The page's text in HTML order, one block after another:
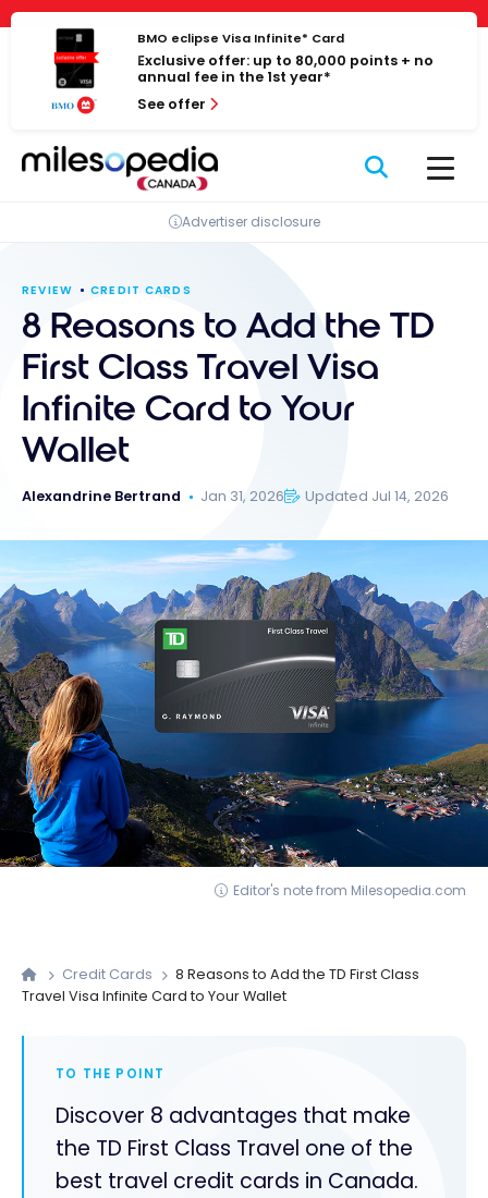
Cookies management panel
Skip
content
BMO eclipse Visa Infinite* Card
Exclusive offer: up to 80,000 points + no
annual fee in the 1st year*
See offer
Advertiser disclosure
REVIEW CREDIT CARDS
8 Reasons to Add the TD
First Class Travel Visa
Infinite Card to Your
Wallet
Alexandrine Bertrand Jan 31, 2026 Updated Jul 14, 2026
Editor's note from Milesopedia.com
Credit Cards
8 Reasons to Add the TD First Class
Travel Visa Infinite Card to Your Wallet
TO THE POINT
Discover 8 advantages that make
the TD First Class Travel one of the
best travel credit cards in Canada.